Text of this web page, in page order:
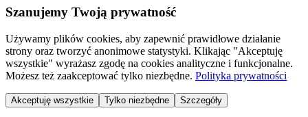
Szanujemy Twoją prywatność
Używamy plików cookies, aby zapewnić prawidłowe działanie
strony oraz tworzyć anonimowe statystyki. Klikając "Akceptuję
wszystkie" wyrażasz zgodę na cookies analityczne i funkcjonalne.
Możesz też zaakceptować tylko niezbędne. Polityka prywatności
Akceptuję wszystkie Tylko niezbędne Szczegóły